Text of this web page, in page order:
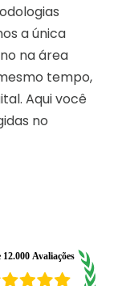
a única
na área
tempo,
Aqui você
no